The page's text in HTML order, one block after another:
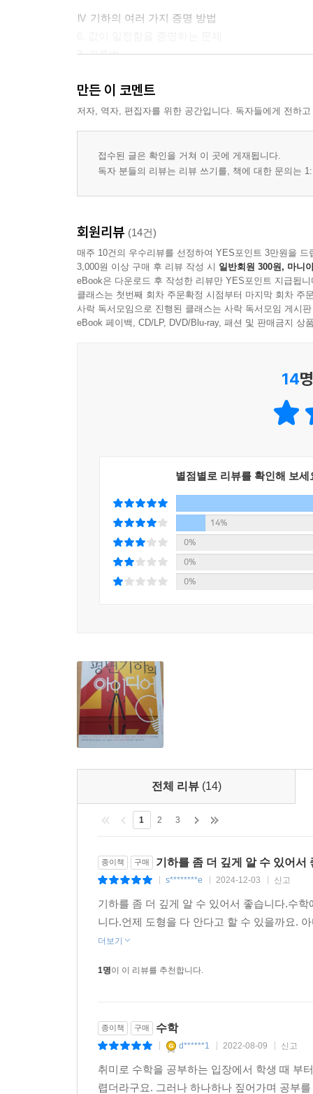
Ⅳ 기하의 여러 가지 증명 방법
7. 귀류법
부록 : 연습문제 및 종합문제 풀이의 아이디어
만든 이 코멘트
저자, 역자, 편집자를 위한 공간입니다. 독자들에게 전하
접수된 글은 확인을 거쳐 이 곳에 게재됩니다.
독자 분들의 리뷰는 리뷰 쓰기를, 책에 대한 문의는
회원리뷰 (14건)
매주 10건의 우수리뷰를 선정하여 YES포인트 3만원을 드
3,000원 이상 구매 후 리뷰 작성 시 일반회원 300원, 마니
eBook은 다운로드 후 작성한 리뷰만 YES포인트 지급됩니
클래스는 첫번째 회차 주문확정 시점부터 마지막 회차 주
사락 독서모임으로 진행된 클래스는 사락 독서모임 게시
eBook 페이백, CD/LP, DVD/Blu-ray, 패션 및 판매금지 상
14
별점별로 리뷰를 확인해 보세
14%
0%
0%
0%
전체 리뷰 (14)
1 2 3
종이책 구매 기하를 좀 더 깊게 알 수 있어서
s********e 2024-12-03 신고
기하를 좀 더 깊게 알 수 있어서 좋습니다.수
니다.언제 도형을 다 안다고 할 수 있을까요.
더보기
1명이 이 리뷰를 추천합니다.
종이책 구매 수학
d******1 2022-08-09 신고
취미로 수학을 공부하는 입장에서 학생 때 부
렵더라구요. 그러나 하나하나 짚어가며 공부